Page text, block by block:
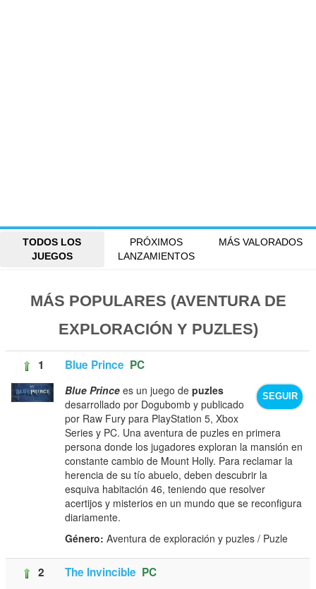
TODOS LOS
JUEGOS
PRÓXIMOS
LANZAMIENTOS
MÁS VALORADOS
MÁS POPULARES (AVENTURA DE
EXPLORACIÓN Y PUZLES)
1 Blue Prince PC
SEGUIR
​Blue Prince es un juego depuzles
desarrollado por Dogubomb y publicado
por Raw Fury para PlayStation 5, Xbox
Series y PC. Una aventura de puzles en primera
persona donde los jugadores exploran la mansión en
constante cambio de Mount Holly. Para reclamar la
herencia de su tío abuelo, deben descubrir la
esquiva habitación 46, teniendo que resolver
acertijos y misterios en un mundo que se reconfigura
diariamente.
Género: Aventura de exploración y puzles / Puzle
2 The Invincible PC